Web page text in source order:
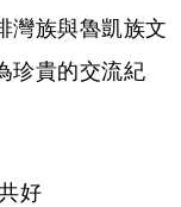
灣族與魯凱族文
珍貴的交流紀
好